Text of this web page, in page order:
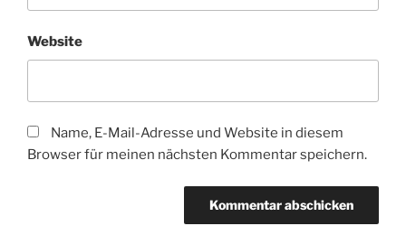
Website
Name, E-Mail-Adresse und Website in diesem
Browser für meinen nächsten Kommentar speichern.